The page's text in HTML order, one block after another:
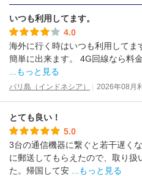
いつも利用してます。
4.0
海外に行く時はいつも利用してま
簡単に出来ます。 4G回線なら料
...もっと見る
バリ島（インドネシア） 2026年08月
とても良い！
5.0
3台の通信機器に繋ぐと若干遅く
に郵送してもらえたので、取り扱
た。帰国して安
...もっと見る